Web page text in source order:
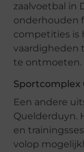
zaalvoetbal in
onderhouden
competities is
vaardigheden
te ontmoeten.
Sportcomplex
Een andere
Quelderduyn.
en
volop